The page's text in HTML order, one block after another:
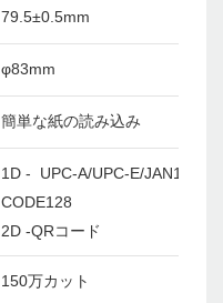
79.5±0.5mm
φ83mm
簡単な紙の読み込み
1D - UPC-A/UPC-E/
CODE128
2D -QRコード
150万カット